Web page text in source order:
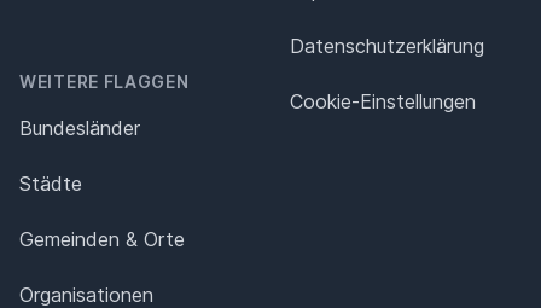
WEITERE FLAGGEN
Bundesländer
Städte
Gemeinden & Orte
Organisationen
Datenschutz­erklärung
Cookie-Einstellungen